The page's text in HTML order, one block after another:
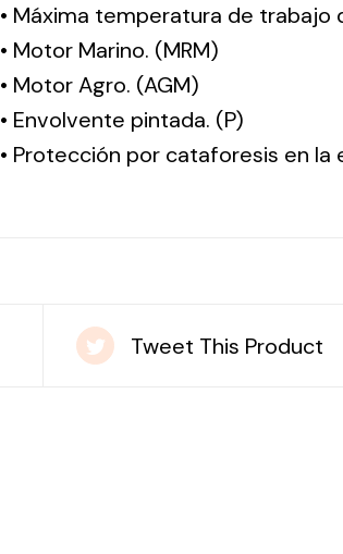
• Máxima temperatura de trabajo
• Motor Marino. (MRM)
• Motor Agro. (AGM)
• Envolvente pintada. (P)
• Protección por cataforesis en la
Tweet This Product